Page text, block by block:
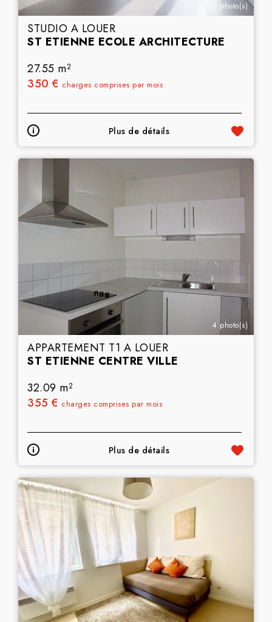
5 photo(s)
STUDIO A LOUER
ST ETIENNE ECOLE ARCHITECTURE
27.55 m2
350 € charges comprises par mois
Plus de détails
4 photo(s)
APPARTEMENT T1 A LOUER
ST ETIENNE CENTRE VILLE
32.09 m2
355 € charges comprises par mois
Plus de détails